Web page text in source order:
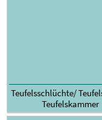
Teufelsschlüchte/
Teufelskammer